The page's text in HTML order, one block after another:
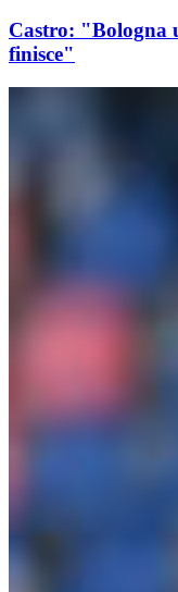
Castro: "Bologna
finisce"